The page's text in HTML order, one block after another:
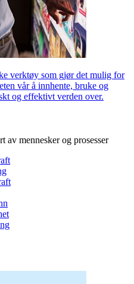
verktøy som gjør det mulig for
vår å innhente, bruke og
og effektivt verden over.
av mennesker og prosesser